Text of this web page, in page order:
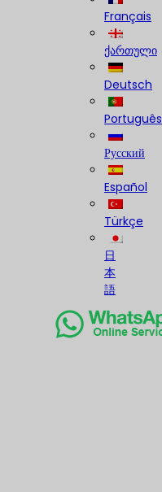
Français
ქართული
Deutsch
Português
Русский
Español
Türkçe
日
本
語